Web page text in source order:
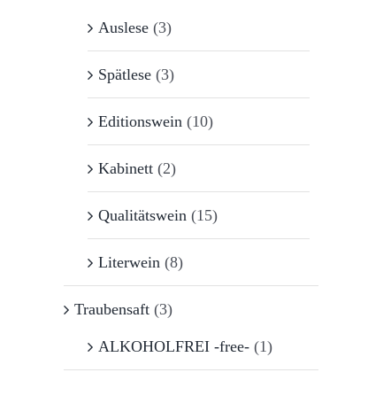
Auslese (3)
Spätlese (3)
Editionswein (10)
Kabinett (2)
Qualitätswein (15)
Literwein (8)
Traubensaft (3)
ALKOHOLFREI -free- (1)